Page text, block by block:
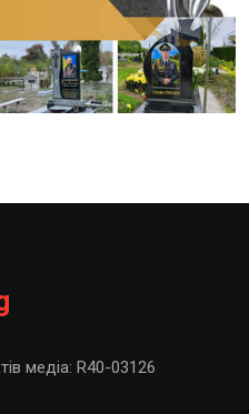
медіа: R40-03126